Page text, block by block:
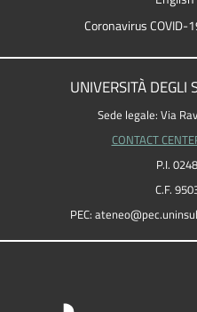
Coronavirus COVID-
UNIVERSITÀ DEGLI
Sede legale: Via
CONTACT
P.I.
C.F.
PEC: ateneo@